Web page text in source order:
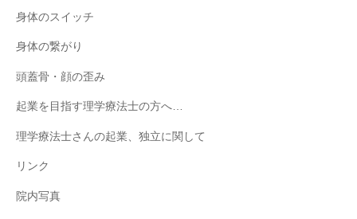
身体のスイッチ
身体の繋がり
頭蓋骨・顔の歪み
起業を目指す理学療法士の方へ…
理学療法士さんの起業、独立に関して
リンク
院内写真